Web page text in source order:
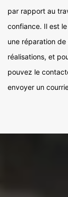
par rapport au
confiance. Il est
une réparation
réalisations, et
pouvez le
envoyer un